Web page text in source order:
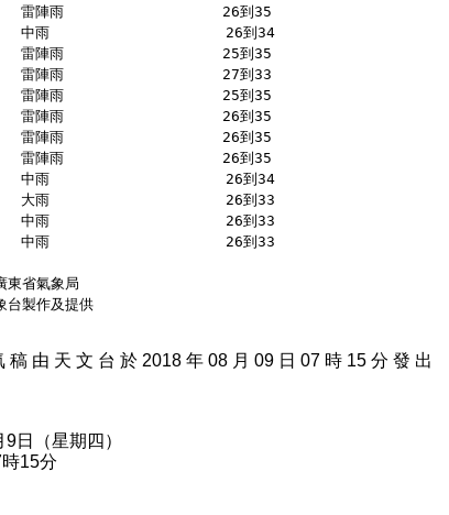
雷陣雨                  26到35
中雨                    26到34
雷陣雨                  25到35
雷陣雨                  27到33
雷陣雨                  25到35
雷陣雨                  26到35
雷陣雨                  26到35
雷陣雨                  26到35
中雨                    26到34
大雨                    26到33
中雨                    26到33
中雨                    26到33
東省氣象局
台製作及提供
稿 由 天 文 台 於 2018 年 08 月 09 日 07 時 15 分 發 出
日（星期四）
15分